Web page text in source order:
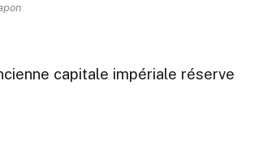
capitale impériale réserve